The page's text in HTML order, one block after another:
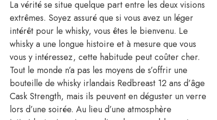
La vérité se situe quelque part entre les deux visions
extrêmes. Soyez assuré que si vous avez un léger
intérêt pour le whisky, vous êtes le bienvenu. Le
whisky a une longue histoire et à mesure que vous
vous y intéressez, cette habitude peut coûter cher.
Tout le monde n’a pas les moyens de s’offrir une
bouteille de whisky irlandais Redbreast 12 ans d’âge
Cask Strength, mais ils peuvent en déguster un verre
lors d’une soirée. Au lieu d’une atmosphère